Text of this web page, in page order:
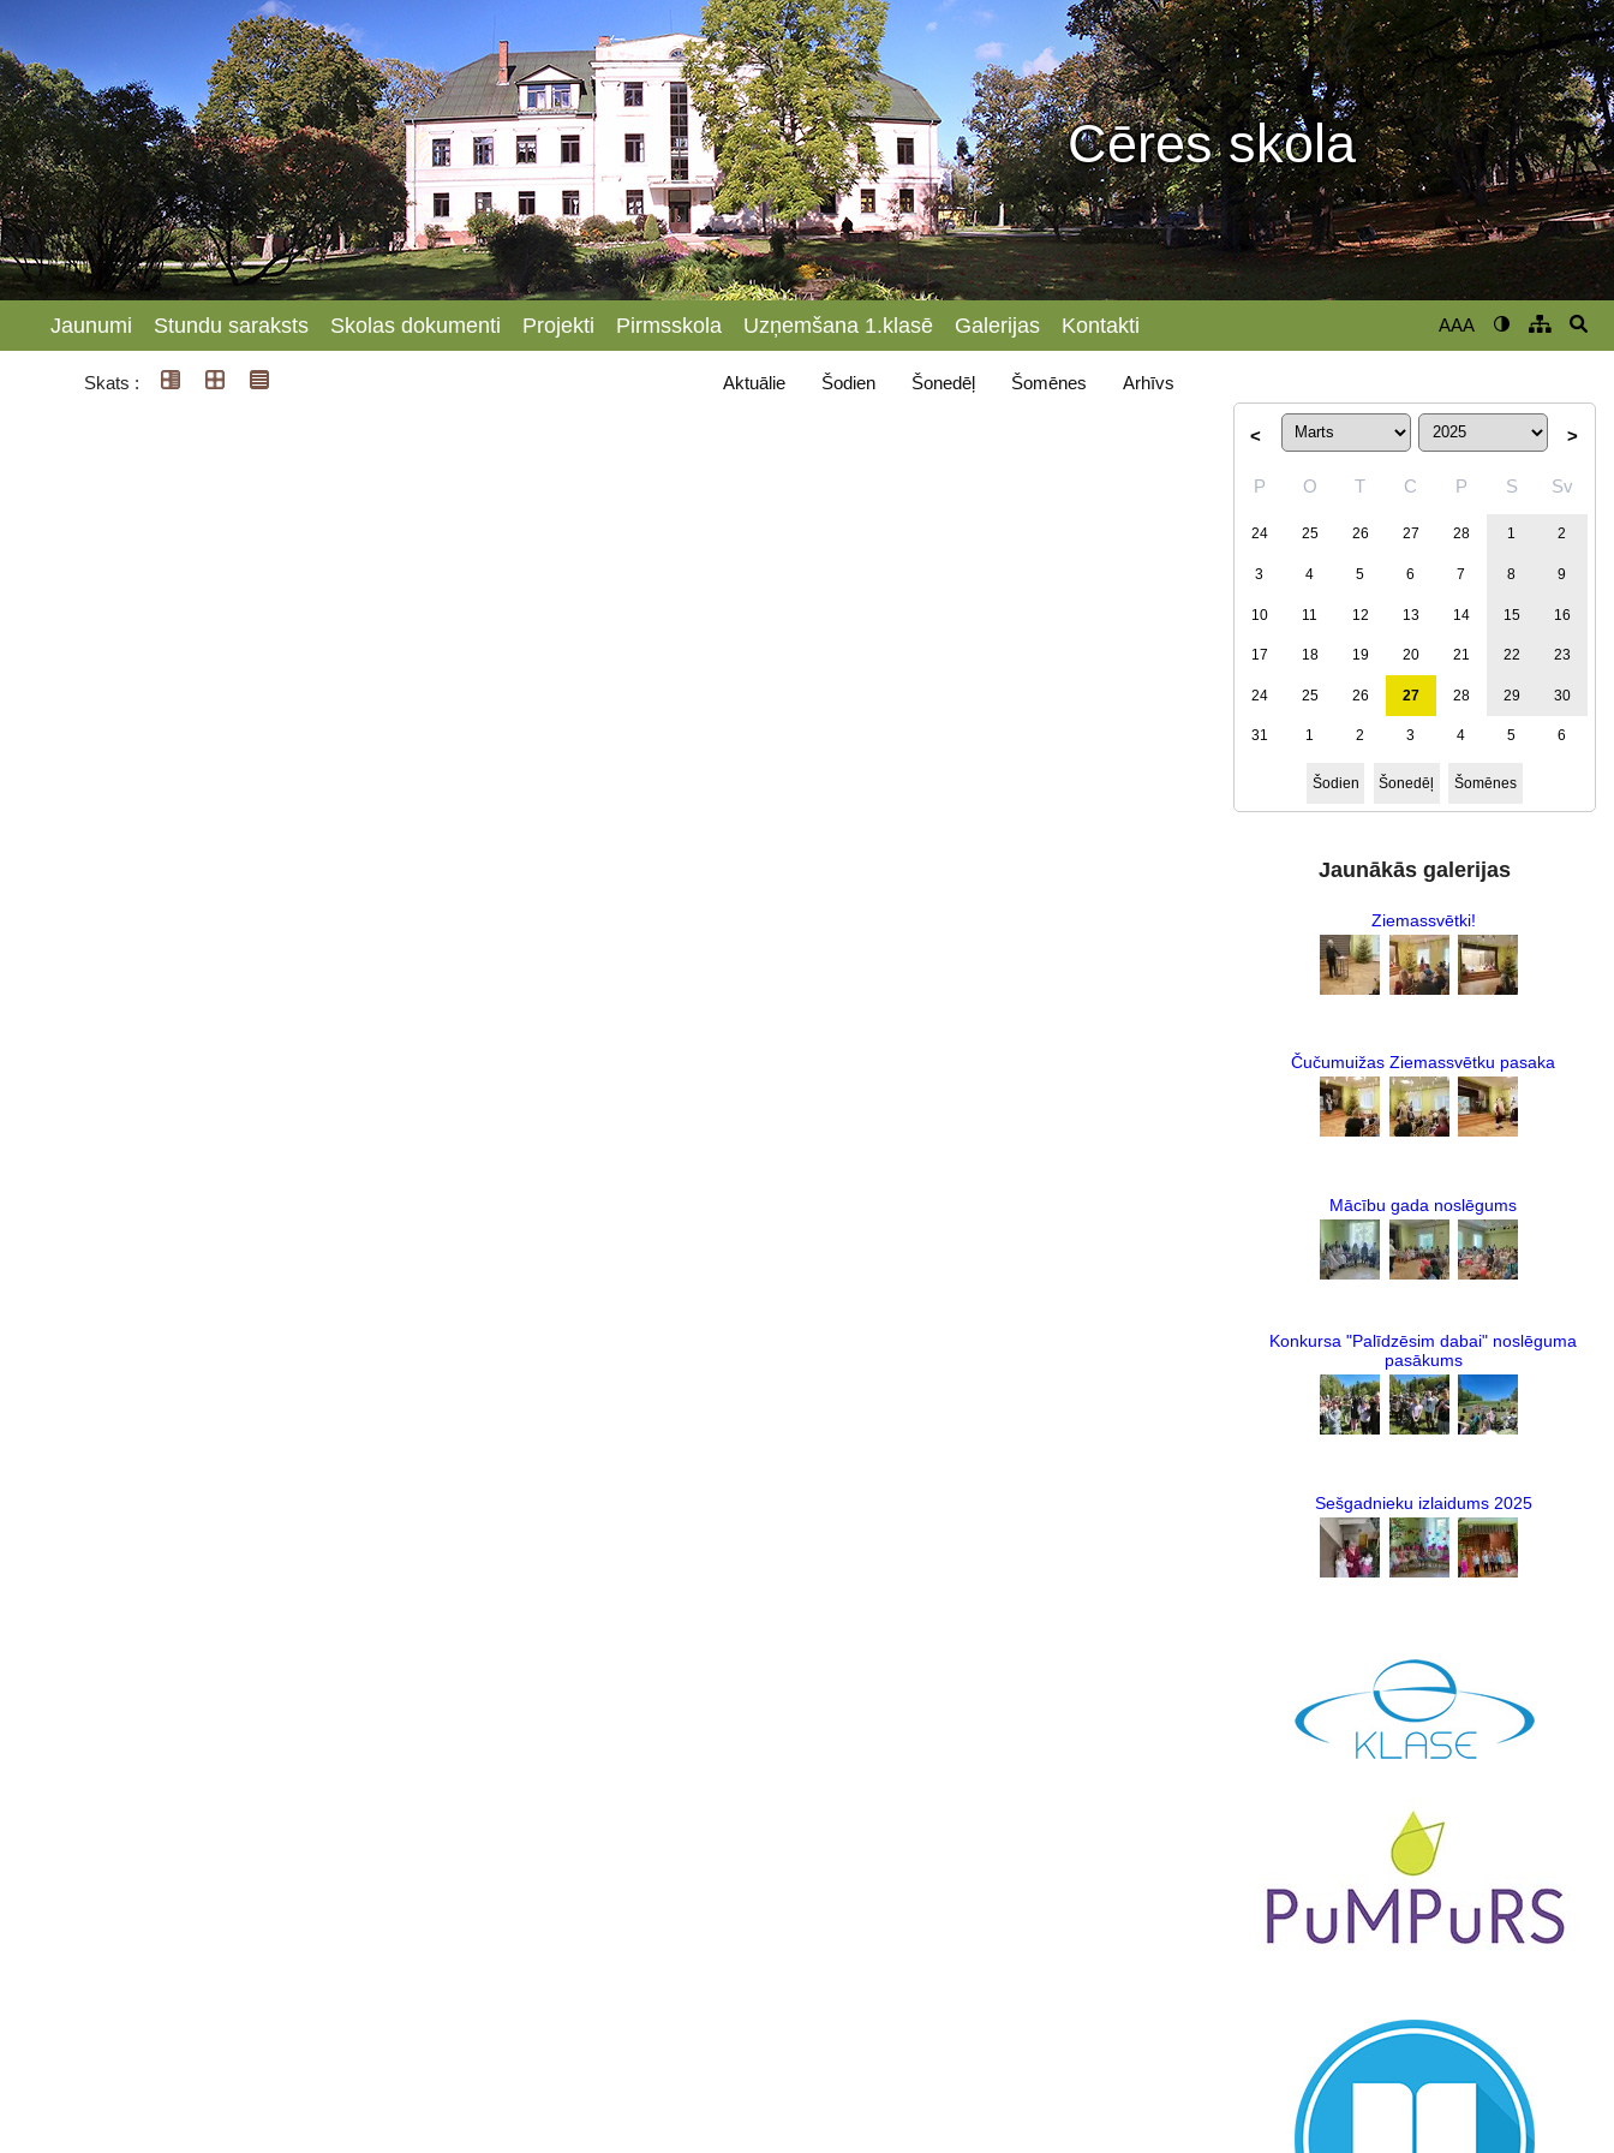
Cēres skola
Jaunumi Stundu saraksts Skolas dokumenti Projekti Pirmsskola Uzņemšana 1.klasē Galerijas Kontakti AAA
Skats : Aktuālie Šodien Šonedēļ Šomēnes Arhīvs
< >
P O T C P S Sv
24 25 26 27 28 1 2
3 4 5 6 7 8 9
10 11 12 13 14 15 16
17 18 19 20 21 22 23
24 25 26 27 28 29 30
31 1 2 3 4 5 6
Šodien Šonedēļ Šomēnes
Jaunākās galerijas
Ziemassvētki!
Čučumuižas Ziemassvētku pasaka
Mācību gada noslēgums
Konkursa "Palīdzēsim dabai" noslēguma
pasākums
Sešgadnieku izlaidums 2025